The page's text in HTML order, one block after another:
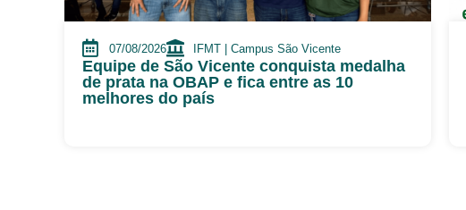
07/08/2026 IFMT | Campus São Vicente
Equipe de São Vicente conquista medalha
de prata na OBAP e fica entre as 10
melhores do país